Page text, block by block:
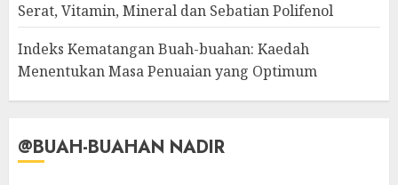
Serat, Vitamin, Mineral dan Sebatian Polifenol
Indeks Kematangan Buah-buahan: Kaedah
Menentukan Masa Penuaian yang Optimum
@BUAH-BUAHAN NADIR